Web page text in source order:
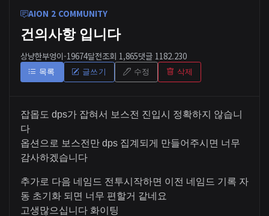
AION 2 COMMUNITY
건의사항 입니다
상냥한부엉이-19674달전조회 1,865댓글 1 182.230
목록 글쓰기 수정 삭제
잡몹도 dps가 잡혀서 보스전 진입시 정확하지 않습니
다
옵션으로 보스전만 dps 집계되게 만들어주시면 너무
감사하겠습니다
추가로 다음 네임드 전투시작하면 이전 네임드 기록 자
동 초기화 되면 너무 편할거 같네요
고생많으십니다 화이팅